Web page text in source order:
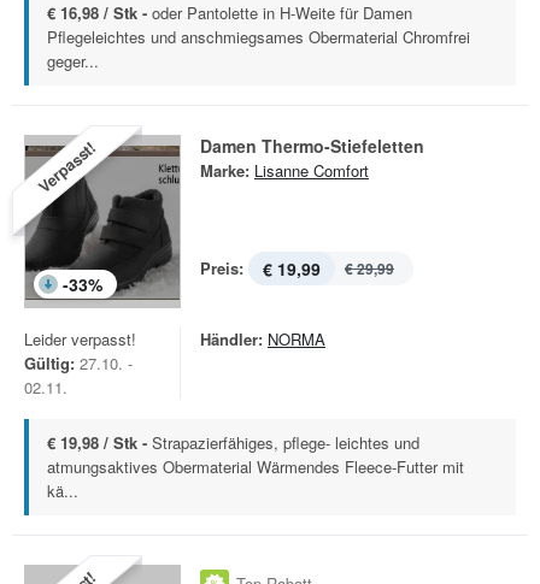
€ 16,98 / Stk - oder Pantolette in H-Weite für Damen
Pflegeleichtes und anschmiegsames Obermaterial Chromfrei
geger...
Verpasst!
-33%
Damen Thermo-Stiefeletten
Marke: Lisanne Comfort
Preis: € 19,99 € 29,99
Leider verpasst!
Gültig: 27.10. -
02.11.
Händler: NORMA
€ 19,98 / Stk - Strapazierfähiges, pflege- leichtes und
atmungsaktives Obermaterial Wärmendes Fleece-Futter mit
kä...